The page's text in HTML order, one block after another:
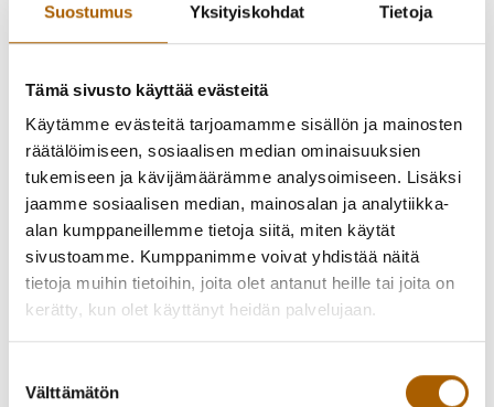
Suostumus Yksityiskohdat Tietoja
Tämä sivusto käyttää evästeitä
Käytämme evästeitä tarjoamamme sisällön ja mainosten
räätälöimiseen, sosiaalisen median ominaisuuksien
tukemiseen ja kävijämäärämme analysoimiseen. Lisäksi
jaamme sosiaalisen median, mainosalan ja analytiikka-
alan kumppaneillemme tietoja siitä, miten käytät
sivustoamme. Kumppanimme voivat yhdistää näitä
tietoja muihin tietoihin, joita olet antanut heille tai joita on
kerätty, kun olet käyttänyt heidän palvelujaan.
valinta
Välttämätön
nuotinlukutaitoa ei vaadita, vaikka ei siitä haittaakaan ole.